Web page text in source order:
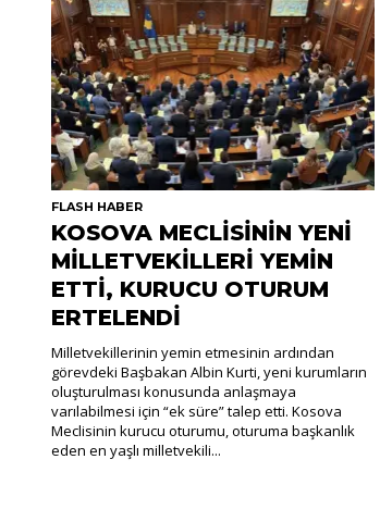
FLASH HABER
KOSOVA MECLİSİNİN YENİ
MİLLETVEKİLLERİ YEMİN
ETTİ, KURUCU OTURUM
ERTELENDİ
Milletvekillerinin yemin etmesinin ardından
görevdeki Başbakan Albin Kurti, yeni kurumların
oluşturulması konusunda anlaşmaya
varılabilmesi için “ek süre” talep etti. Kosova
Meclisinin kurucu oturumu, oturuma başkanlık
eden en yaşlı milletvekili...